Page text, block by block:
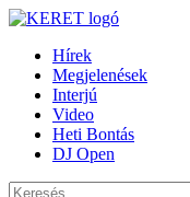
Hírek
Megjelenések
Interjú
Video
Heti Bontás
DJ Open